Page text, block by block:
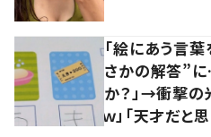
「絵にあう言
さかの解答”に
か？」→衝撃の
ｗ」「天才だと